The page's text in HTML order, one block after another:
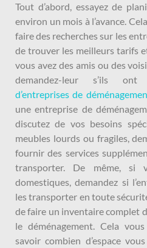
Tout d’abord, essayez de
environ un mois à l’avance.
faire des recherches sur les
de trouver les meilleurs tarifs
vous avez des amis ou des
demandez-leur s’ils ont
d’entreprises de
une entreprise de
discutez de vos besoins
meubles lourds ou fragiles,
fournir des services
transporter. De même, si
domestiques, demandez si
les transporter en toute
de faire un inventaire complet
le déménagement. Cela
savoir combien d’espace